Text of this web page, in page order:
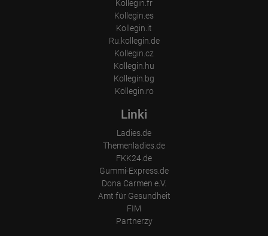
Kollegin.fr
Kollegin.es
Kollegin.it
Ru.kollegin.de
Kollegin.cz
Kollegin.hu
Kollegin.bg
Kollegin.ro
Linki
Ladies.de
Themenladies.de
FKK24.de
Gummi-Express.de
Dona Carmen e.V.
Amt für Gesundheit
FIM
Partnerzy